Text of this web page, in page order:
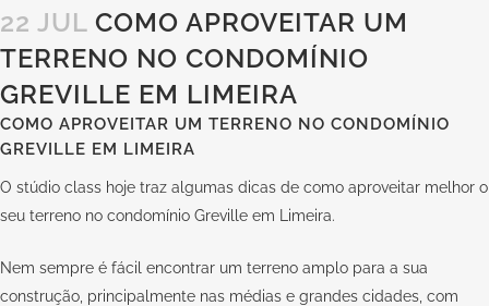
22 JUL COMO APROVEITAR UM
TERRENO NO CONDOMÍNIO
GREVILLE EM LIMEIRA
COMO APROVEITAR UM TERRENO NO CONDOMÍNIO
GREVILLE EM LIMEIRA
O stúdio class hoje traz algumas dicas de como aproveitar melhor o
seu terreno no condomínio Greville em Limeira.
Nem sempre é fácil encontrar um terreno amplo para a sua
construção, principalmente nas médias e grandes cidades, com